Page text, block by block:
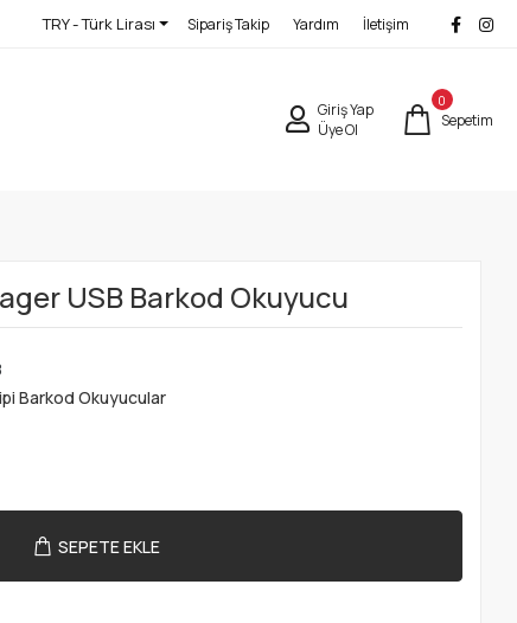
TRY - Türk Lirası Sipariş Takip Yardım İletişim
Giriş Yap
Üye Ol
0
Sepetim
USB Barkod Okuyucu
Barkod Okuyucular
SEPETE EKLE